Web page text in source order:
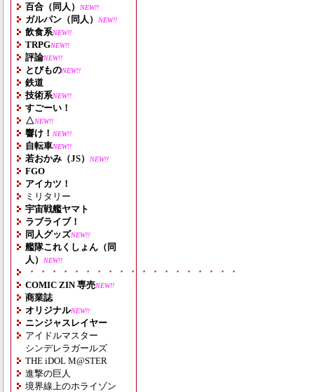
百合（同人） NEW!!
ガルパン（同人） NEW!!
飲食系NEW!!
TRPGNEW!!
評論NEW!!
とびものNEW!!
鉄道
技術系NEW!!
すごーい！
△NEW!!
響け！ NEW!!
自転車NEW!!
若おかみ（JS） NEW!!
FGO
アイカツ！
ミリタリー
宇宙戦艦ヤマト
ラブライブ！
同人グッズNEW!!
艦隊これくしょん（同
人）
NEW!!
・・・・・・・・・・・・・・・・・・・
COMIC ZIN 専売NEW!!
商業誌
オリジナルNEW!!
ニンジャスレイヤー
アイドルマスター
シンデレラガールズ
THE iDOL M@STER
進撃の巨人
境界線上のホライゾン